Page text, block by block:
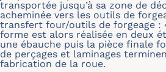
transportée jusqu’à sa zone de
acheminée vers les outils de
transfert four/outils de forgeage :
forme est alors réalisée en deux
une ébauche puis la pièce finale
de perçages et laminages
fabrication de la roue.